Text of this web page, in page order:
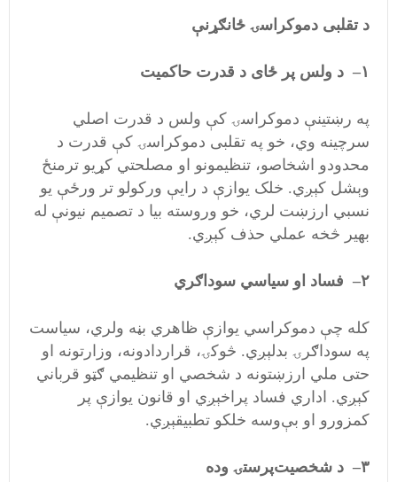
د تقلبی دموکراسۍ ځانګړنې
۱– د ولس پر ځای د قدرت حاکمیت
په رښتینې دموکراسۍ کې ولس د قدرت اصلي
سرچینه وي، خو په تقلبی دموکراسۍ کې قدرت د
محدودو اشخاصو، تنظیمونو او مصلحتي کړیو ترمنځ
وېشل کېږي. خلک یوازې د رایې ورکولو تر ورځې یو
نسبي ارزښت لري، خو وروسته بیا د تصمیم نیونې له
بهیر څخه عملي حذف کېږي.
۲– فساد او سیاسي سوداګري
کله چې دموکراسي یوازې ظاهري بڼه ولري، سیاست
په سوداګرۍ بدلېږي. څوکۍ، قراردادونه، وزارتونه او
حتی ملي ارزښتونه د شخصي او تنظیمي ګټو قرباني
کېږي. اداري فساد پراخېږي او قانون یوازې پر
کمزورو او بې‌وسه خلکو تطبیقېږي.
۳– د شخصیت‌پرستۍ وده